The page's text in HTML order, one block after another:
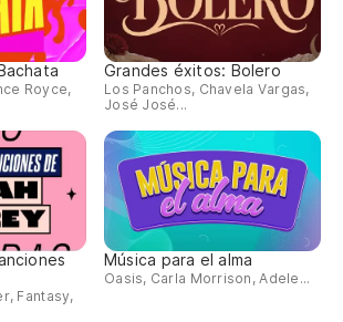
Royce,
Grandes éxitos: Bolero
Los Panchos, Chavela Vargas,
José José...
Fantasy,
Música para el alma
Oasis, Carla Morrison, Adele...